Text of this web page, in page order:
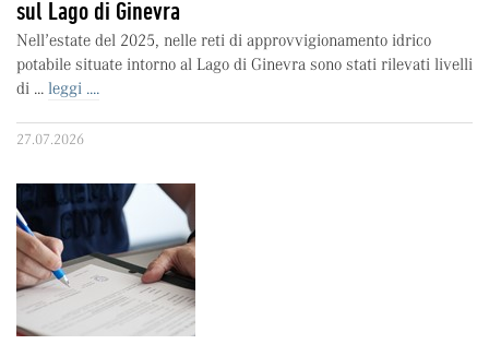
sul Lago di Ginevra
Nell’estate del 2025, nelle reti di approvvigionamento idrico
potabile situate intorno al Lago di Ginevra sono stati rilevati livelli
di ... leggi ....
27.07.2026